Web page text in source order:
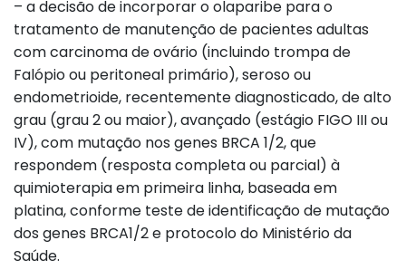
– a decisão de incorporar o olaparibe para o
tratamento de manutenção de pacientes adultas
com carcinoma de ovário (incluindo trompa de
Falópio ou peritoneal primário), seroso ou
endometrioide, recentemente diagnosticado, de alto
grau (grau 2 ou maior), avançado (estágio FIGO III ou
IV), com mutação nos genes BRCA 1/2, que
respondem (resposta completa ou parcial) à
quimioterapia em primeira linha, baseada em
platina, conforme teste de identificação de mutação
dos genes BRCA1/2 e protocolo do Ministério da
Saúde.